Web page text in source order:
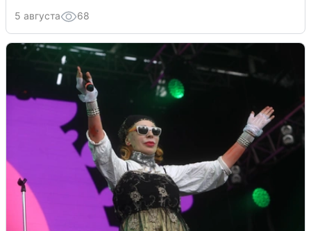
5 августа 68